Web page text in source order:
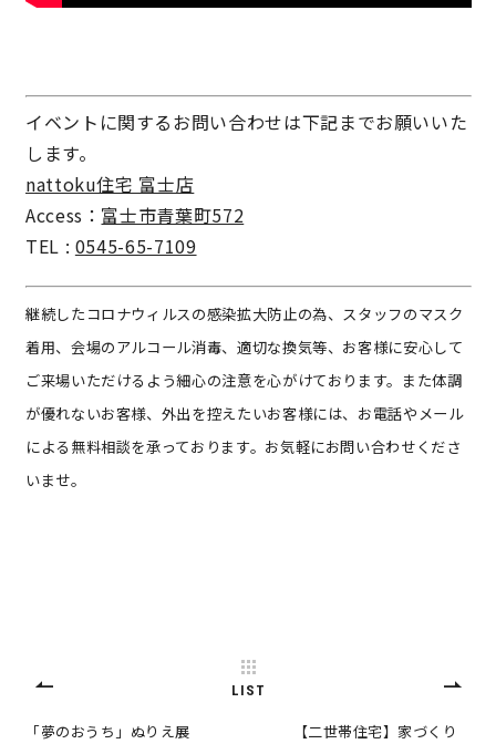
よくある質問
イベントに関するお問い合わせは下記までお願いいた
します。
nattoku住宅 富士店
Access： 富士市青葉町572
TEL : 0545-65-7109
継続したコロナウィルスの感染拡大防止の為、スタッフのマスク
着用、会場のアルコール消毒、適切な換気等、お客様に安心して
ご来場いただけるよう細心の注意を心がけております。また体調
が優れないお客様、外出を控えたいお客様には、お電話やメール
による無料相談を承っております。お気軽にお問い合わせくださ
いませ。
「夢のおうち」ぬりえ展
LIST
【二世帯住宅】家づくり